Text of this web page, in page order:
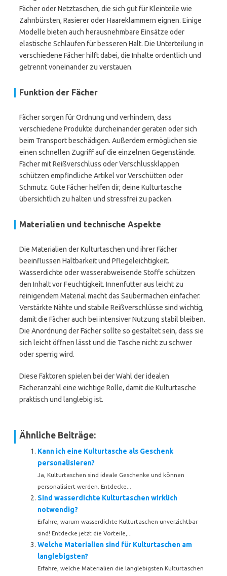
Fächer oder Netztaschen, die sich gut für Kleinteile wie
Zahnbürsten, Rasierer oder Haareklammern eignen. Einige
Modelle bieten auch herausnehmbare Einsätze oder
elastische Schlaufen für besseren Halt. Die Unterteilung in
verschiedene Fächer hilft dabei, die Inhalte ordentlich und
getrennt voneinander zu verstauen.
Funktion der Fächer
Fächer sorgen für Ordnung und verhindern, dass
verschiedene Produkte durcheinander geraten oder sich
beim Transport beschädigen. Außerdem ermöglichen sie
einen schnellen Zugriff auf die einzelnen Gegenstände.
Fächer mit Reißverschluss oder Verschlussklappen
schützen empfindliche Artikel vor Verschütten oder
Schmutz. Gute Fächer helfen dir, deine Kulturtasche
übersichtlich zu halten und stressfrei zu packen.
Materialien und technische Aspekte
Die Materialien der Kulturtaschen und ihrer Fächer
beeinflussen Haltbarkeit und Pflegeleichtigkeit.
Wasserdichte oder wasserabweisende Stoffe schützen
den Inhalt vor Feuchtigkeit. Innenfutter aus leicht zu
reinigendem Material macht das Saubermachen einfacher.
Verstärkte Nähte und stabile Reißverschlüsse sind wichtig,
damit die Fächer auch bei intensiver Nutzung stabil bleiben.
Die Anordnung der Fächer sollte so gestaltet sein, dass sie
sich leicht öffnen lässt und die Tasche nicht zu schwer
oder sperrig wird.
Diese Faktoren spielen bei der Wahl der idealen
Fächeranzahl eine wichtige Rolle, damit die Kulturtasche
praktisch und langlebig ist.
Ähnliche Beiträge:
Kann ich eine Kulturtasche als Geschenk
personalisieren?
Ja, Kulturtaschen sind ideale Geschenke und können
personalisiert werden. Entdecke...
Sind wasserdichte Kulturtaschen wirklich
notwendig?
Erfahre, warum wasserdichte Kulturtaschen unverzichtbar
sind! Entdecke jetzt die Vorteile,...
Welche Materialien sind für Kulturtaschen am
langlebigsten?
Erfahre, welche Materialien die langlebigsten Kulturtaschen